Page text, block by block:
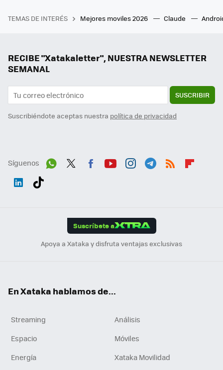
TEMAS DE INTERÉS Mejores moviles 2026 Claude
RECIBE "Xatakaletter", NUESTRA NEWSLETTER
SEMANAL
SUSCRIBIR
Suscribiéndote aceptas nuestra política de privacidad
Síguenos
Suscríbete a
Apoya a Xataka y disfruta ventajas exclusivas
En Xataka hablamos de...
Streaming
Análisis
Espacio
Móviles
Energía
Xataka Movilidad